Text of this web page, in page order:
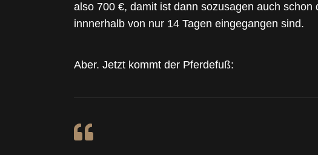
also 700 €, damit ist dann sozusagen auch schon
innnerhalb von nur 14 Tagen eingegangen sind.
Aber. Jetzt kommt der Pferdefuß: